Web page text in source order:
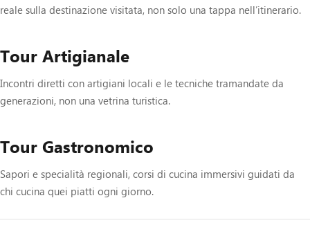
reale sulla destinazione visitata, non solo una tappa nell’itinerario.
Tour Artigianale
Incontri diretti con artigiani locali e le tecniche tramandate da
generazioni, non una vetrina turistica.
Tour Gastronomico
Sapori e specialità regionali, corsi di cucina immersivi guidati da
chi cucina quei piatti ogni giorno.